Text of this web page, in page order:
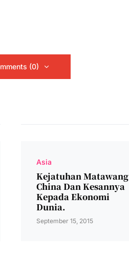
(0)
Asia
Kejatuhan Matawang
China Dan Kesannya
Kepada Ekonomi
Dunia.
September 15, 2015